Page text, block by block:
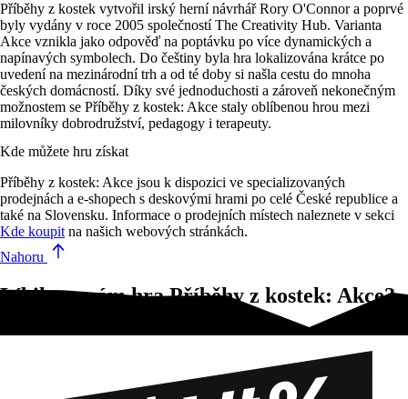
Příběhy z kostek vytvořil irský herní návrhář Rory O'Connor a poprvé
byly vydány v roce 2005 společností The Creativity Hub. Varianta
Akce vznikla jako odpověď na poptávku po více dynamických a
napínavých symbolech. Do češtiny byla hra lokalizována krátce po
uvedení na mezinárodní trh a od té doby si našla cestu do mnoha
českých domácností. Díky své jednoduchosti a zároveň nekonečným
možnostem se Příběhy z kostek: Akce staly oblíbenou hrou mezi
milovníky dobrodružství, pedagogy i terapeuty.
Kde můžete hru získat
Příběhy z kostek: Akce jsou k dispozici ve specializovaných
prodejnách a e-shopech s deskovými hrami po celé České republice a
také na Slovensku. Informace o prodejních místech naleznete v sekci
Kde koupit na našich webových stránkách.
Nahoru
Líbila se vám hra Příběhy z kostek: Akce?